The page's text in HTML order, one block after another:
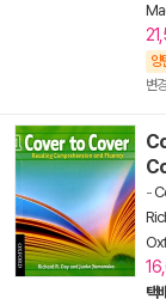
양
변경
-
택